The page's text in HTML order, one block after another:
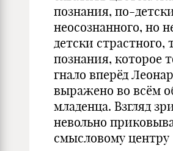
познания, по-
неосознанного, но
детски страстного,
познания, которое
гнало вперёд
выражено во всём
младенца. Взгляд
невольно
смысловому центру